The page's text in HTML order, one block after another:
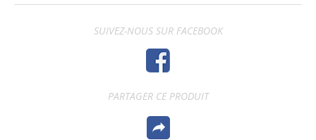
SUIVEZ-NOUS SUR FACEBOOK
PARTAGER CE PRODUIT